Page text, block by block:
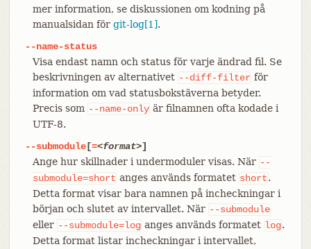
mer information, se diskussionen om kodning på
manualsidan för git-log[1].
--name-status
Visa endast namn och status för varje ändrad fil. Se
beskrivningen av alternativet --diff-filter för
information om vad statusbokstäverna betyder.
Precis som --name-only är filnamnen ofta kodade i
UTF-8.
--submodule[=<format>]
Ange hur skillnader i undermoduler visas. När --
submodule=short anges används formatet short.
Detta format visar bara namnen på incheckningar i
början och slutet av intervallet. När --submodule
eller --submodule=log anges används formatet log.
Detta format listar incheckningar i intervallet,